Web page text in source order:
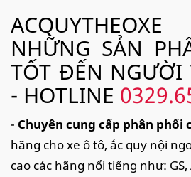
NHỮNG SẢN
TỐT ĐẾN NGƯỜI
- HOTLINE
- Chuyên cung cấp phân phối
hãng cho xe ô tô, ắc quy nội
cao các hãng nổi tiếng như: